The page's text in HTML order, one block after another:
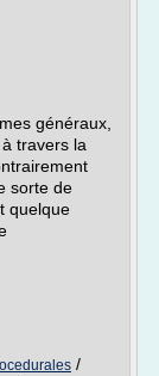
généraux,
travers la
sorte de
quelque
/